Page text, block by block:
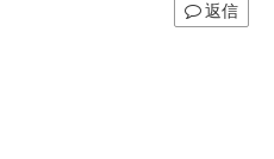
返信